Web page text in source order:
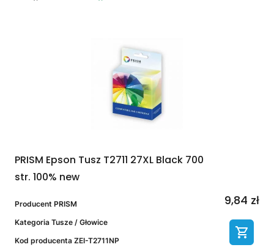
PRISM Epson Tusz T2711 27XL Black 700
str. 100% new
Producent PRISM
Kategoria Tusze / Głowice
Kod producenta ZEI-T2711NP
9,84 zł